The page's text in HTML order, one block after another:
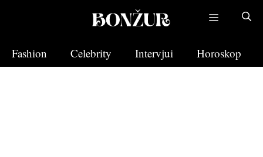
Fashion
Celebrity Intervjui Horoskop